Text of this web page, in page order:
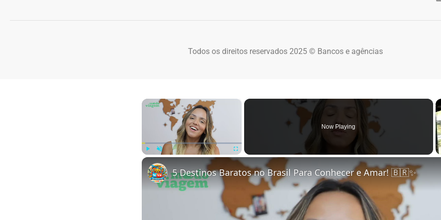
Todos os direitos reservados 2025 © Bancos e agências
×
Fullscreen
Now Playing
5 Destinos Baratos no Brasil Para Conhecer e Amar! 🇧🇷✨